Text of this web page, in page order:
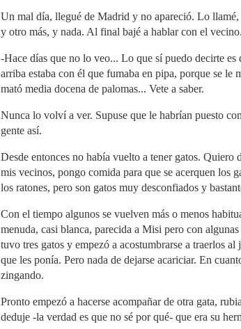
Un mal día, llegué de Madrid y no apareció. Lo llamé,
y otro más, y nada. Al final bajé a hablar con el vecino.
-Hace días que no lo veo... Lo que sí puedo decirte es
arriba estaba con él que fumaba en pipa, porque se le
mató media docena de palomas... Vete a saber.
Nunca lo volví a ver. Supuse que le habrían puesto
gente así.
Desde entonces no había vuelto a tener gatos. Quiero
mis vecinos, pongo comida para que se acerquen los
los ratones, pero son gatos muy desconfiados y
Con el tiempo algunos se vuelven más o menos
menuda, casi blanca, parecida a Misi pero con
tuvo tres gatos y empezó a acostumbrarse a traerlos al
que les ponía. Pero nada de dejarse acariciar. En
zingando.
Pronto empezó a hacerse acompañar de otra gata,
deduje -la verdad es que no sé por qué- que era su